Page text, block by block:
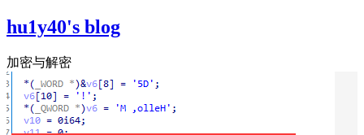
hu1y40's blog
加密与解密